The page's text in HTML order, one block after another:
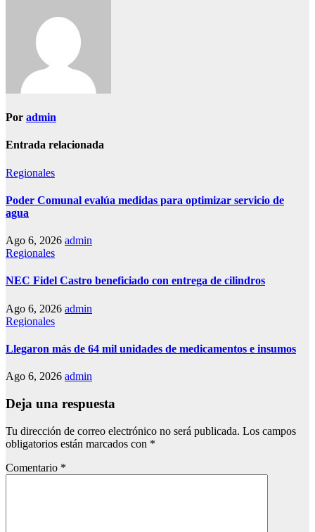
Por admin
Entrada relacionada
Regionales
Poder Comunal evalúa medidas para optimizar servicio de
agua
Ago 6, 2026 admin
Regionales
NEC Fidel Castro beneficiado con entrega de cilindros
Ago 6, 2026 admin
Regionales
Llegaron más de 64 mil unidades de medicamentos e insumos
Ago 6, 2026 admin
Deja una respuesta
Tu dirección de correo electrónico no será publicada. Los campos
obligatorios están marcados con *
Comentario *